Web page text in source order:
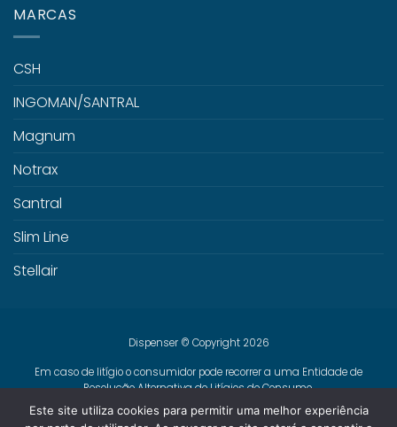
MARCAS
CSH
INGOMAN/SANTRAL
Magnum
Notrax
Santral
Slim Line
Stellair
Dispenser © Copyright 2026
Em caso de litígio o consumidor pode recorrer a uma Entidade de
Resolução Alternativa de Litígios de Consumo.
Centro de Arbitragem de Conflitos de Consumo de Lisboa
www.centroarbitragemlisboa.pt
Mais informações em Portal do
Este site utiliza cookies para permitir uma melhor experiência